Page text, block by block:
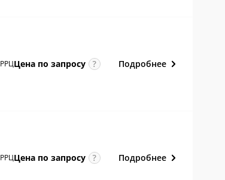
РРЦЦена позапросу Подробнее
РРЦЦена позапросу Подробнее